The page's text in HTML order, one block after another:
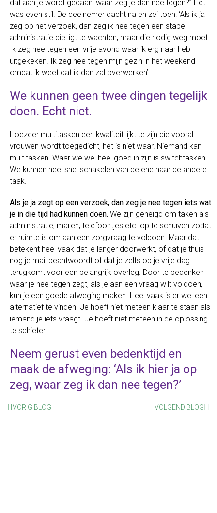
dat aan je wordt gedaan, waar zeg je dan nee tegen?” Het
was even stil. De deelnemer dacht na en zei toen: ‘Als ik ja
zeg op het verzoek, dan zeg ik nee tegen een stapel
administratie die ligt te wachten, maar die nodig weg moet.
Ik zeg nee tegen een vrije avond waar ik erg naar heb
uitgekeken. Ik zeg nee tegen mijn gezin in het weekend
omdat ik weet dat ik dan zal overwerken’.
We kunnen geen twee dingen tegelijk
doen. Echt niet.
Hoezeer multitasken een kwaliteit lijkt te zijn die vooral
vrouwen wordt toegedicht, het is niet waar. Niemand kan
multitasken. Waar we wel heel goed in zijn is switchtasken.
We kunnen heel snel schakelen van de ene naar de andere
taak.
Als je ja zegt op een verzoek, dan zeg je nee tegen iets wat
je in die tijd had kunnen doen. We zijn geneigd om taken als
administratie, mailen, telefoontjes etc. op te schuiven zodat
er ruimte is om aan een zorgvraag te voldoen. Maar dat
betekent heel vaak dat je langer doorwerkt, of dat je thuis
nog je mail beantwoordt of dat je zelfs op je vrije dag
terugkomt voor een belangrijk overleg. Door te bedenken
waar je nee tegen zegt, als je aan een vraag wilt voldoen,
kun je een goede afweging maken. Heel vaak is er wel een
alternatief te vinden. Je hoeft niet meteen klaar te staan als
iemand je iets vraagt. Je hoeft niet meteen in de oplossing
te schieten.
Neem gerust even bedenktijd en
maak de afweging: ‘Als ik hier ja op
zeg, waar zeg ik dan nee tegen?’
VORIG BLOG VOLGEND BLOG